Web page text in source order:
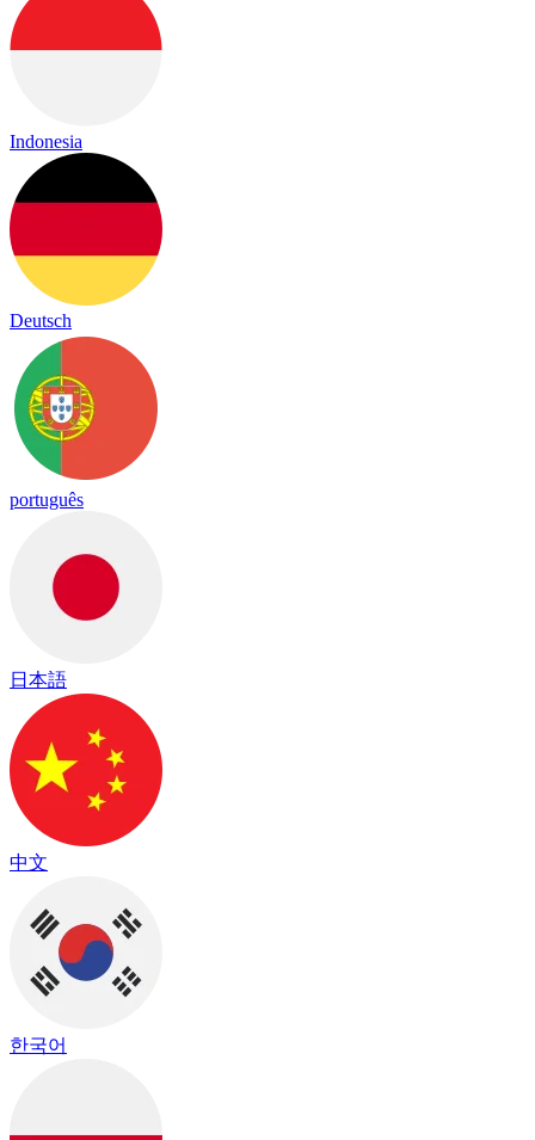
Indonesia
Deutsch
português
日本語
中文
한국어